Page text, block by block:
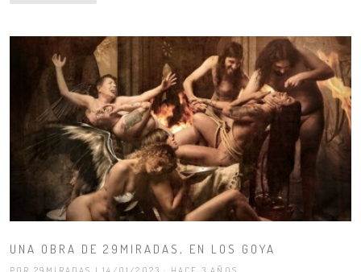
UNA OBRA DE 29MIRADAS, EN LOS GOYA